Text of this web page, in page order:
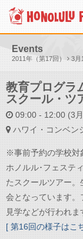
Events
2011年（第17回） 3月
教育プログラ
スクール・ツ
09:00 - 12:00 (3
ハワイ・コンベン
※事前予約の学校対
ホノルル･フェステ
たスクールツアー
会となっています
見学などが行われま
[ 第16回の様子はこ